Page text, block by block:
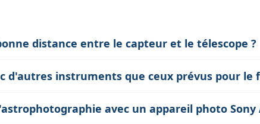
distance entre le capteur et le télescope ?
une mise au point correcte et éviter les aberrations
d'autres instruments que ceux prévus pour le
d'adapter la bague à des instruments au cercle image
avec un appareil photo Sony